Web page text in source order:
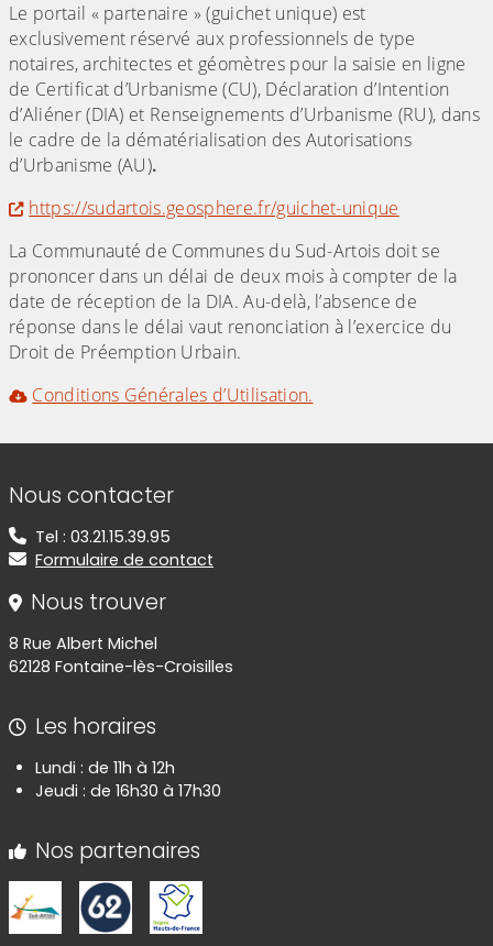
Le portail « partenaire » (guichet unique) est
exclusivement réservé aux professionnels de type
notaires, architectes et géomètres pour la saisie en ligne
de Certificat d’Urbanisme (CU), Déclaration d’Intention
d’Aliéner (DIA) et Renseignements d’Urbanisme (RU), dans
le cadre de la dématérialisation des Autorisations
d’Urbanisme (AU).
https://sudartois.geosphere.fr/guichet-unique
La Communauté de Communes du Sud-Artois doit se
prononcer dans un délai de deux mois à compter de la
date de réception de la DIA. Au-delà, l’absence de
réponse dans le délai vaut renonciation à l’exercice du
Droit de Préemption Urbain.
Conditions Générales d’Utilisation.
Informations de contact
Nous contacter
Tel : 03.21.15.39.95
Formulaire de contact
Nous trouver
8 Rue Albert Michel
62128 Fontaine-lès-Croisilles
Les horaires
Lundi : de 11h à 12h
Jeudi : de 16h30 à 17h30
Nos partenaires